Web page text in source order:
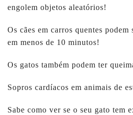
engolem objetos aleatórios!
Os cães em carros quentes
em menos de 10 minutos!
Os gatos também podem ter
Sopros cardíacos em animais de
Sabe como ver se o seu gato tem